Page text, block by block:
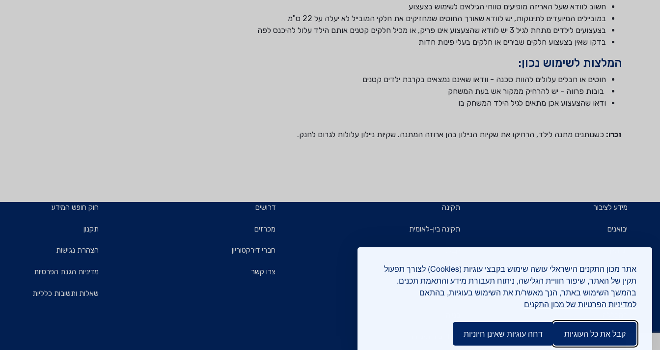
אתר מכון התקנים הישראלי עושה שימוש בקבצי עוגיות (Cookies) לצורך תפעול
תקין של האתר, שיפור חוויית הגלישה, ניתוח תעבורת מידע והתאמת תכנים.
בהמשך השימוש באתר, הנך מאשר/ת את השימוש בעוגיות, בהתאם
למדיניות הפרטיות של מכון התקנים
קבל את כל העוגיות דחה עוגיות שאינן חיוניות
חשוב לוודא שעל האריזה מופיעים טווחי הגילאים לשימוש בצעצוע
במוביילים המיועדים לתינוקות, יש לוודא שאורך החוטים שמחזיקים את חלקי המובייל לא יעלה על 22 ס"מ
בצעצועים לילדים מתחת לגיל 3 יש לוודא שהצעצוע אינו פריק, או מכיל חלקים קטנים אותם הילד עלול להיכנס לפה
בדקו שאין בצעצוע חלקים שבירים או חלקים בעלי פינות חדות
המלצות לשימוש נכון:
חוטים או חבלים עלולים להוות סכנה - וודאו שאינם נמצאים בקרבת ילדים קטנים
בובות פרווה - יש להרחיק ממקור אש בעת המשחק
ודאו שהצעצוע אכן מתאים לגיל הילד המשחק בו
זכרו: כשנותנים מתנה לילד, הרחיקו את שקיות הניילון בהן ארוזה המתנה. שקיות ניילון עלולות לגרום לחנק.
מידע לציבור
יבואנים
תו תקן
תו ירוק
יצואנים
תקינה
תקינה בין-לאומית
קבלנים ויזמים
תעשיינים
בדיקות
דרושים
מכרזים
חברי דירקטוריון
צרו קשר
חוק חופש המידע
תקנון
הצהרת נגישות
מדיניות הגנת הפרטיות
שאלות ותשובות כלליות